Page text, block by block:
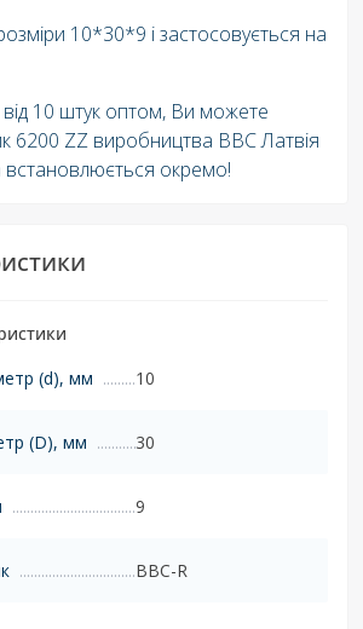
10*30*9 і застосовується на
10 штук оптом, Ви можете
6200 ZZ виробництва BBC Латвія
встановлюється окремо!
(d), мм
10
(D), мм 30
9
BBC-R